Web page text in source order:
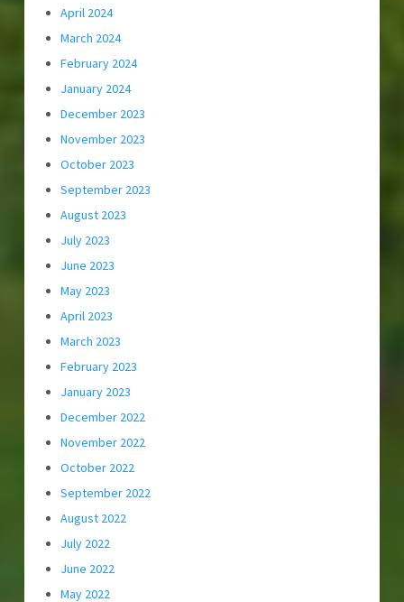
April 2024
March 2024
February 2024
January 2024
December 2023
November 2023
October 2023
September 2023
August 2023
July 2023
June 2023
May 2023
April 2023
March 2023
February 2023
January 2023
December 2022
November 2022
October 2022
September 2022
August 2022
July 2022
June 2022
May 2022